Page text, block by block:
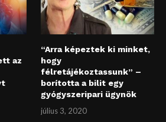
az
“Arra képeztek ki minket,
hogy
félretájékoztassunk” –
borította a bilit egy
gyógyszeripari ügynök
július 3, 2020